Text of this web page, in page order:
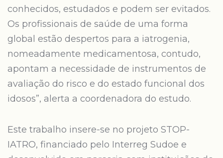
conhecidos, estudados e podem ser evitados.
Os profissionais de saúde de uma forma
global estão despertos para a iatrogenia,
nomeadamente medicamentosa, contudo,
apontam a necessidade de instrumentos de
avaliação do risco e do estado funcional dos
idosos”, alerta a coordenadora do estudo.
Este trabalho insere-se no projeto STOP-
IATRO, financiado pelo Interreg Sudoe e